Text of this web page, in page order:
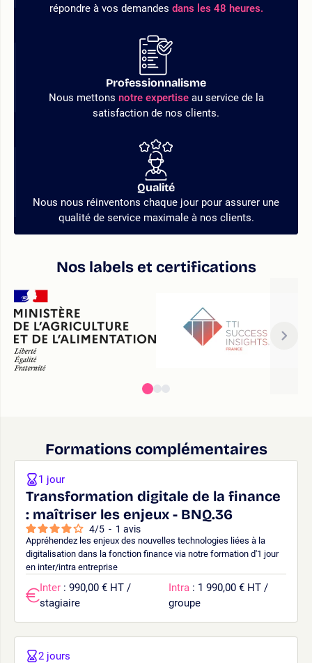
répondre à vos demandes dans les 48 heures.
Professionnalisme
Nous mettons notre expertiseau service de la
satisfaction de nos clients.
Qualité
Nous nous réinventons chaque jour pour assurer une
qualité de service maximale à nos clients.
Nos labels et certifications
Formations complémentaires
Transformation digitale de la finance
: maîtriser les enjeux - BNQ.36
4/5 - 1 avis
Appréhendez les enjeux des nouvelles technologies liées à la
digitalisation dans la fonction finance via notre formation d'1 jour
en inter/intra entreprise
1 jour
Inter : 990,00 € HT /
stagiaire
Intra : 1 990,00 € HT /
groupe
2 jours